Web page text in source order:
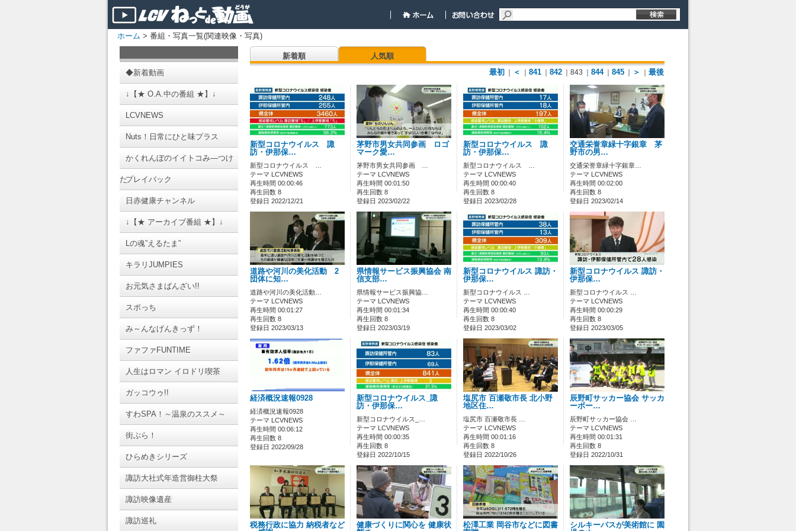
ホーム > 番組・写真一覧(関連映像・写真)
◆新着動画
↓【★ O.A.中の番組 ★】↓
LCVNEWS
Nuts！日常にひと味プラス
かくれんぼのイイトコみ―つけ
たプレイバック
日赤健康チャンネル
↓【★ アーカイブ番組 ★】↓
Lの魂”えるたま”
キラリJUMPIES
お元気さまばんざい!!
スポっち
み～んなげんきっず！
ファファFUNTIME
人生はロマン イロドリ喫茶
ガッコウゥ!!
すわSPA！～温泉のススメ～
街ぶら！
ひらめきシリーズ
諏訪大社式年造営御柱大祭
諏訪映像遺産
諏訪巡礼
新着順
人気順
最初
＜ 841 842 ｜843 844 845 ＞ 最後
新型コロナウイルス 諏
訪・伊那保…
新型コロナウイルス …
テーマ LCVNEWS
再生時間 00:00:46
再生回数 8
登録日 2022/12/21
茅野市男女共同参画 ロゴ
マーク愛…
茅野市男女共同参画 …
テーマ LCVNEWS
再生時間 00:01:50
再生回数 8
登録日 2023/02/22
新型コロナウイルス 諏
訪・伊那保…
新型コロナウイルス …
テーマ LCVNEWS
再生時間 00:00:40
再生回数 8
登録日 2023/02/28
交通栄誉章緑十字銀章 茅
野市の男…
交通栄誉章緑十字銀章…
テーマ LCVNEWS
再生時間 00:02:00
再生回数 8
登録日 2023/02/14
道路や河川の美化活動 2
団体に知…
道路や河川の美化活動…
テーマ LCVNEWS
再生時間 00:01:27
再生回数 8
登録日 2023/03/13
県情報サービス振興協会 南
信支部…
県情報サービス振興協…
テーマ LCVNEWS
再生時間 00:01:34
再生回数 8
登録日 2023/03/19
新型コロナウイルス 諏訪・
伊那保…
新型コロナウイルス …
テーマ LCVNEWS
再生時間 00:00:40
再生回数 8
登録日 2023/03/02
新型コロナウイルス 諏訪・
伊那保…
新型コロナウイルス …
テーマ LCVNEWS
再生時間 00:00:29
再生回数 8
登録日 2023/03/05
経済概況速報0928
経済概況速報0928
テーマ LCVNEWS
再生時間 00:06:12
再生回数 8
登録日 2022/09/28
新型コロナウイルス_諏
訪・伊那保…
新型コロナウイルス_…
テーマ LCVNEWS
再生時間 00:00:35
再生回数 8
登録日 2022/10/15
塩尻市 百瀬敬市長 北小野
地区住…
塩尻市 百瀬敬市長 …
テーマ LCVNEWS
再生時間 00:01:16
再生回数 8
登録日 2022/10/26
辰野町サッカー協会 サッカ
ーボー…
辰野町サッカー協会 …
テーマ LCVNEWS
再生時間 00:01:31
再生回数 8
登録日 2022/10/31
税務行政に協力 納税者など
健康づくりに関心を 健康状
松澤工業 岡谷市などに図書
シルキーバスが美術館に 園